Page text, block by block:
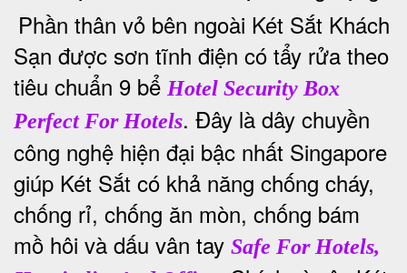
Phần thân vỏ bên ngoài Két Sắt Khách
Sạn được sơn tĩnh điện có tẩy rửa theo
tiêu chuẩn 9 bể Hotel Security Box
Perfect For Hotels. Đây là dây chuyền
công nghệ hiện đại bậc nhất Singapore
giúp Két Sắt có khả năng chống cháy,
chống rỉ, chống ăn mòn, chống bám
mồ hôi và dấu vân tay Safe For Hotels,